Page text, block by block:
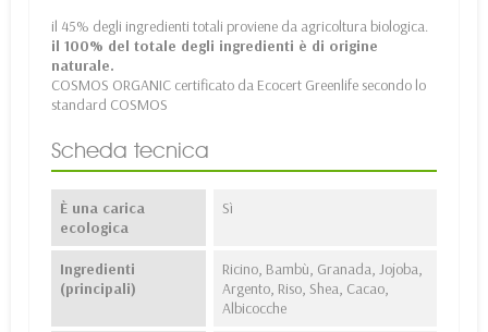
il 45% degli ingredienti totali proviene da agricoltura biologica.
il 100% del totale degli ingredienti è di origine
naturale.
COSMOS ORGANIC certificato da Ecocert Greenlife secondo lo
standard COSMOS
Scheda tecnica
È una carica
ecologica
Sì
Ingredienti
(principali)
Ricino, Bambù, Granada, Jojoba,
Argento, Riso, Shea, Cacao,
Albicocche